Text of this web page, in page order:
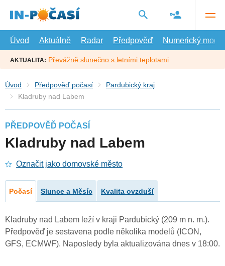
hlavní
Úvod
Aktuálně Radar Předpověď Numerický model
AKTUALITA: Převážně slunečno s letními teplotami
Úvod Předpověď počasí
Pardubický kraj
Kladruby nad Labem
PŘEDPOVĚĎ POČASÍ
Kladruby nad Labem
Označit jako domovské město
Počasí Slunce a Měsíc Kvalita ovzduší
Kladruby nad Labem leží v kraji Pardubický (209 m n. m.).
Předpověď je sestavena podle několika modelů (ICON,
GFS, ECMWF). Naposledy byla aktualizována dnes v 18:00.